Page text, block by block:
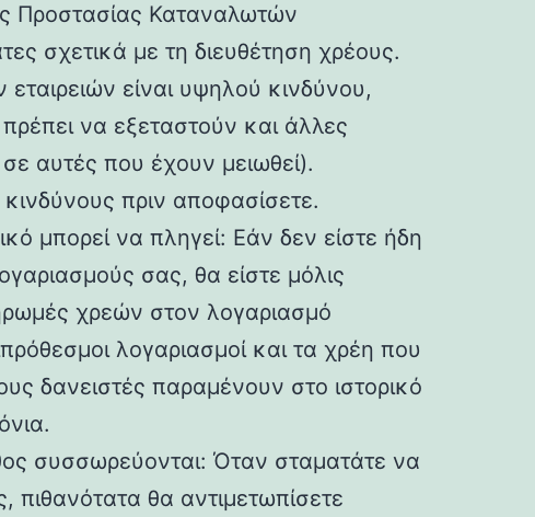
Προστασίας Καταναλωτών
σχετικά με τη διευθέτηση χρέους.
είναι υψηλού κινδύνου,
να εξεταστούν και άλλες
αυτές που έχουν μειωθεί).
πριν αποφασίσετε.
μπορεί να πληγεί: Εάν δεν είστε ήδη
σας, θα είστε μόλις
χρεών στον λογαριασμό
λογαριασμοί και τα χρέη που
δανειστές παραμένουν στο ιστορικό
συσσωρεύονται: Όταν σταματάτε να
θα αντιμετωπίσετε